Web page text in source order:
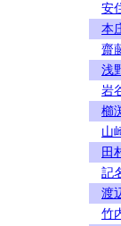
安
本
齋
浅
岩
櫛
山
田
記
渡
竹